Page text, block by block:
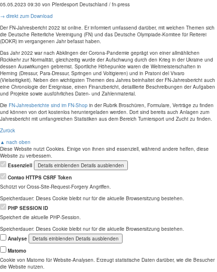
05.05.2023 09:30 von Pferdesport Deutschland / fn-press
→ direkt zum Download
Der FN-Jahresbericht 2022 ist online. Er informiert umfassend darüber, mit welchen Themen sich
die Deutsche Reiterliche Vereinigung (FN) und das Deutsche Olympiade-Komitee für Reiterei
(DOKR) im vergangenen Jahr befasst haben.
Das Jahr 2022 war nach Abklingen der Corona-Pandemie geprägt von einer allmählichen
Rückkehr zur Normalität, gleichzeitig wurde der Aufschwung durch den Krieg in der Ukraine und
dessen Auswirkungen gebremst. Sportliche Höhepunkte waren die Weltmeisterschaften in
Herning (Dressur, Para-Dressur, Springen und Voltigieren) und in Pratoni del Vivaro
(Vielseitigkeit). Neben den wichtigsten Themen des Jahres beinhaltet der FN-Jahresbericht auch
eine Chronologie der Ereignisse, einen Finanzbericht, detaillierte Beschreibungen der Aufgaben
und Projekte sowie ausführliches Daten- und Zahlenmaterial.
Die FN-Jahresberichte sind im FN-Shop in der Rubrik Broschüren, Formulare, Verträge zu finden
und können von dort kostenlos heruntergeladen werden. Dort sind bereits auch Anlagen zum
Jahresbericht mit umfangreichen Statistiken aus dem Bereich Turniersport und Zucht zu finden.
Zurück
▲ nach oben
Diese Website nutzt Cookies. Einige von ihnen sind essenziell, während andere helfen, diese
Website zu verbessern.
Essenziell
Details einblenden Details ausblenden
Contao HTTPS CSRF Token
Schützt vor Cross-Site-Request-Forgery Angriffen.
Speicherdauer: Dieses Cookie bleibt nur für die aktuelle Browsersitzung bestehen.
PHP SESSION ID
Speichert die aktuelle PHP-Session.
Speicherdauer: Dieses Cookie bleibt nur für die aktuelle Browsersitzung bestehen.
Analyse
Details einblenden Details ausblenden
Matomo
Cookie von Matomo für Website-Analysen. Erzeugt statistische Daten darüber, wie die Besucher
die Website nutzen.